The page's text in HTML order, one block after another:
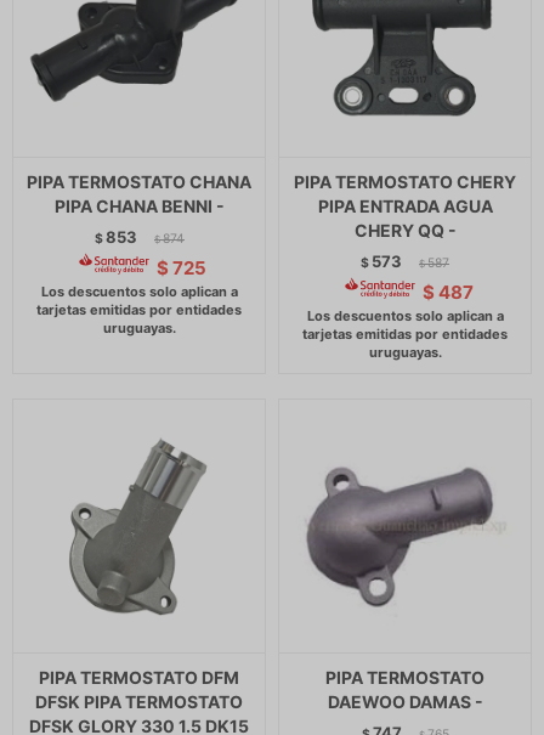
PIPA TERMOSTATO CHANA
PIPA CHANA BENNI -
$853 $ 874
$ 725
PIPA TERMOSTATO CHERY
PIPA ENTRADA AGUA
CHERY QQ -
$ 573 $ 587
$ 487
PIPA TERMOSTATO DFM
DFSK PIPA TERMOSTATO
DFSK GLORY 330 1.5 DK15
PIPA TERMOSTATO
DAEWOO DAMAS -